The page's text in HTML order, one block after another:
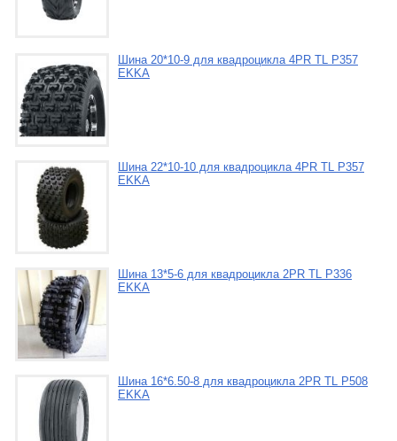
Шина 20*10-9 для квадроцикла 4PR TL P357
EKKA
Шина 22*10-10 для квадроцикла 4PR TL P357
EKKA
Шина 13*5-6 для квадроцикла 2PR TL P336
EKKA
Шина 16*6.50-8 для квадроцикла 2PR TL P508
EKKA